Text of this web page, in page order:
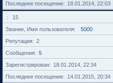
Последнее посещение 18.01.2014, 22:03
15
Звание, Имя пользователя
5000
Репутация
2
Сообщения
5
Зарегистрирован
18.01.2014, 22:34
Последнее посещение
14.01.2015, 20:34